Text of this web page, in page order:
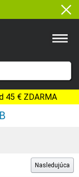
45 € ZDARMA
Nasledujúca